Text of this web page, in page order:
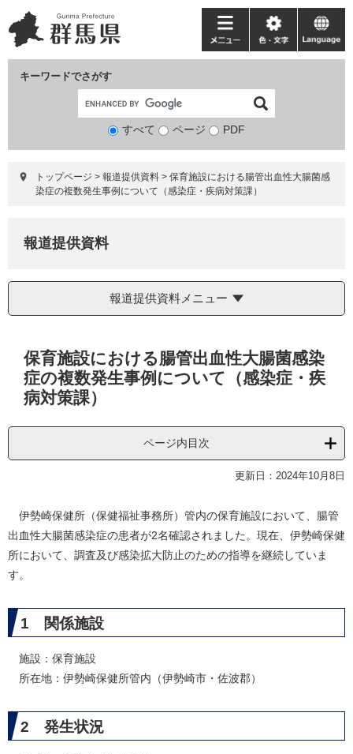
ー
ジ
ニ
ュ
て
キーワードでさがす
検
象
すべて ページ PDF
メ
ニ
ー
色・
文
language
トップページ > 報道提供資料 > 保育施設における腸管出血性大腸菌感
染症の複数発生事例について（感染症・疾病対策課）
報道提供資料
報道提供資料メニュー
保育施設における腸管出血性大腸菌感染
症の複数発生事例について（感染症・疾
病対策課）
ページ内目次
更新日：2024年10月8日
伊勢崎保健所（保健福祉事務所）管内の保育施設において、腸管
出血性大腸菌感染症の患者が2名確認されました。現在、伊勢崎保健
所において、調査及び感染拡大防止のための指導を継続していま
す。
1 関係施設
施設：保育施設
所在地：伊勢崎保健所管内（伊勢崎市・佐波郡）
2 発生状況